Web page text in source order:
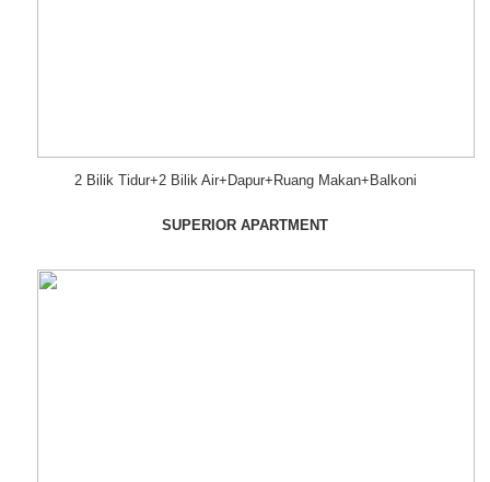
2 Bilik Tidur+2 Bilik Air+Dapur+Ruang Makan+Balkoni
SUPERIOR APARTMENT